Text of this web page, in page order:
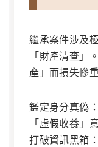
繼承案件涉及
「財產清查」
產」而損失慘
鑑定身分真偽：
「虛假收養」
打破資訊黑箱：